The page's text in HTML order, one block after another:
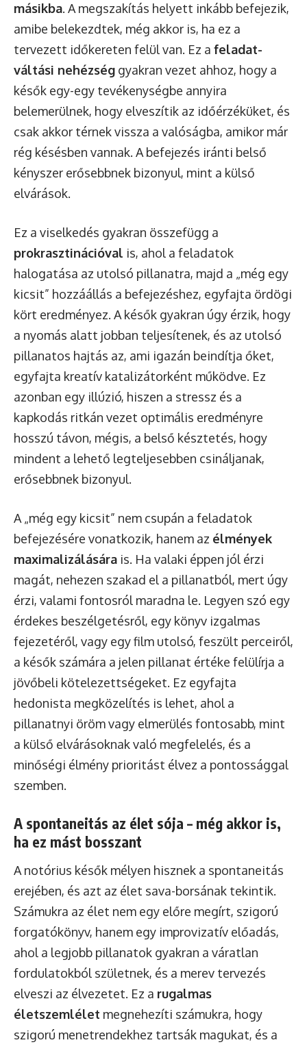
másikba. A megszakítás helyett inkább befejezik,
amibe belekezdtek, még akkor is, ha ez a
tervezett időkereten felül van. Ez a feladat-
váltási nehézség gyakran vezet ahhoz, hogy a
késők egy-egy tevékenységbe annyira
belemerülnek, hogy elveszítik az időérzéküket, és
csak akkor térnek vissza a valóságba, amikor már
rég késésben vannak. A befejezés iránti belső
kényszer erősebbnek bizonyul, mint a külső
elvárások.
Ez a viselkedés gyakran összefügg a
prokrasztinációval is, ahol a feladatok
halogatása az utolsó pillanatra, majd a „még egy
kicsit” hozzáállás a befejezéshez, egyfajta ördögi
kört eredményez. A késők gyakran úgy érzik, hogy
a nyomás alatt jobban teljesítenek, és az utolsó
pillanatos hajtás az, ami igazán beindítja őket,
egyfajta kreatív katalizátorként működve. Ez
azonban egy illúzió, hiszen a stressz és a
kapkodás ritkán vezet optimális eredményre
hosszú távon, mégis, a belső késztetés, hogy
mindent a lehető legteljesebben csináljanak,
erősebbnek bizonyul.
A „még egy kicsit” nem csupán a feladatok
befejezésére vonatkozik, hanem az élmények
maximalizálására is. Ha valaki éppen jól érzi
magát, nehezen szakad el a pillanatból, mert úgy
érzi, valami fontosról maradna le. Legyen szó egy
érdekes beszélgetésről, egy könyv izgalmas
fejezetéről, vagy egy film utolsó, feszült perceiről,
a késők számára a jelen pillanat értéke felülírja a
jövőbeli kötelezettségeket. Ez egyfajta
hedonista megközelítés is lehet, ahol a
pillanatnyi öröm vagy elmerülés fontosabb, mint
a külső elvárásoknak való megfelelés, és a
minőségi élmény prioritást élvez a pontossággal
szemben.
A spontaneitás az élet sója – még akkor is,
ha ez mást bosszant
A notórius késők mélyen hisznek a spontaneitás
erejében, és azt az élet sava-borsának tekintik.
Számukra az élet nem egy előre megírt, szigorú
forgatókönyv, hanem egy improvizatív előadás,
ahol a legjobb pillanatok gyakran a váratlan
fordulatokból születnek, és a merev tervezés
elveszi az élvezetet. Ez a rugalmas
életszemlélet megnehezíti számukra, hogy
szigorú menetrendekhez tartsák magukat, és a